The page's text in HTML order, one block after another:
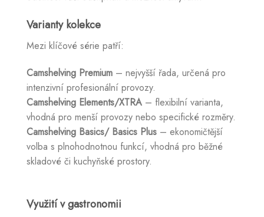
Varianty kolekce
Mezi klíčové série patří:
Camshelving Premium – nejvyšší řada, určená pro
intenzivní profesionální provozy.
Camshelving Elements/XTRA – flexibilní varianta,
vhodná pro menší provozy nebo specifické rozměry.
Camshelving Basics/ Basics Plus – ekonomičtější
volba s plnohodnotnou funkcí, vhodná pro běžné
skladové či kuchyňské prostory.
Využití v gastronomii